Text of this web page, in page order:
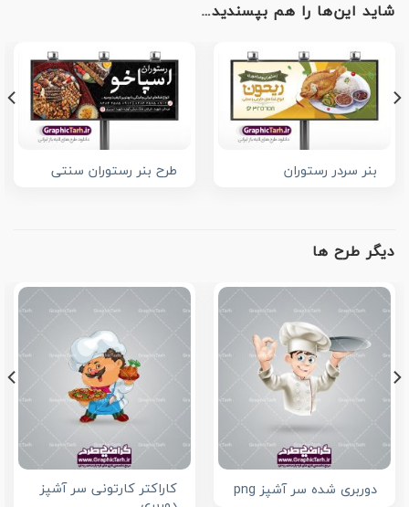
شاید این‌ها را هم بپسندید…
بنر سردر رستوران طرح بنر رستوران سنتی
دیگر طرح ها
دوربری شده سر آشپز png
کاراکتر کارتونی سر آشپز